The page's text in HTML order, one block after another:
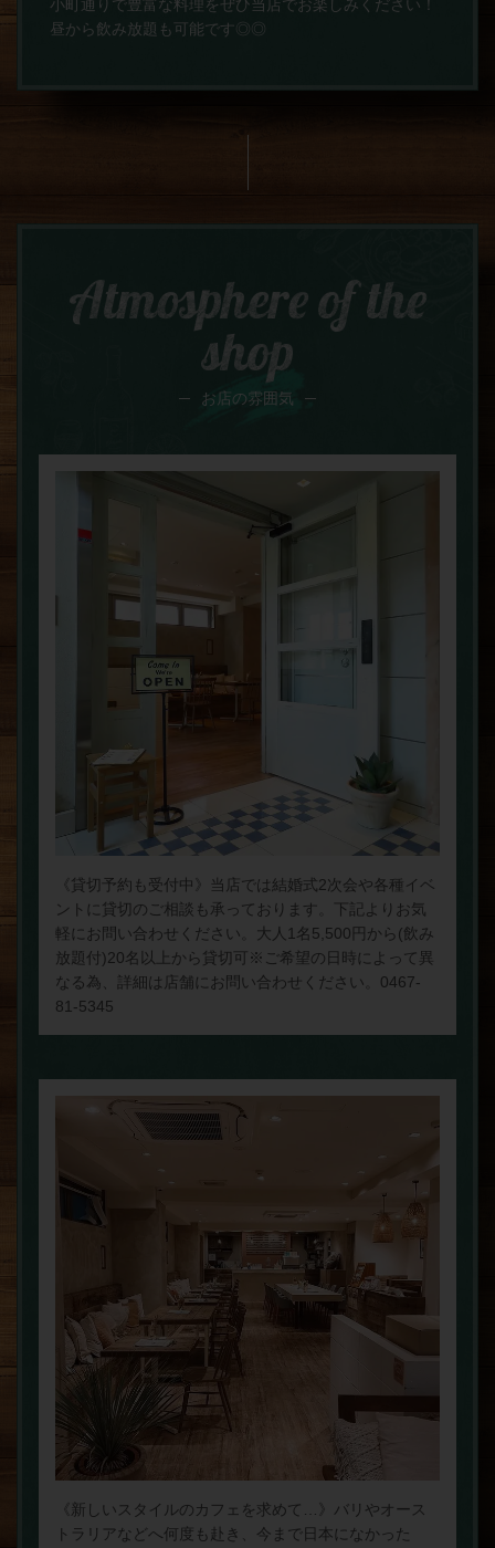
小町通りで豊富な料理をぜひ当店でお楽しみください！
昼から飲み放題も可能です◎◎
Atmosphere of the
shop
お店の雰囲気
《貸切予約も受付中》当店では結婚式2次会や各種イベ
ントに貸切のご相談も承っております。下記よりお気
軽にお問い合わせください。大人1名5,500円から(飲み
放題付)20名以上から貸切可※ご希望の日時によって異
なる為、詳細は店舗にお問い合わせください。0467-
81-5345
《新しいスタイルのカフェを求めて…》バリやオース
トラリアなどへ何度も赴き、今まで日本になかった